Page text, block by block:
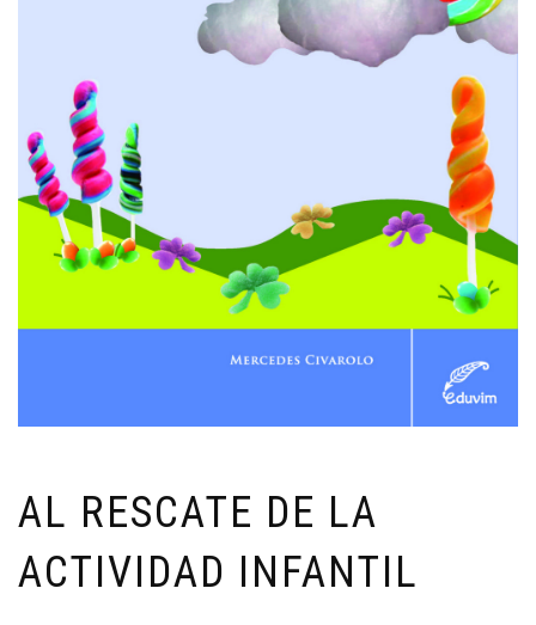
AL RESCATE DE LA
ACTIVIDAD INFANTIL